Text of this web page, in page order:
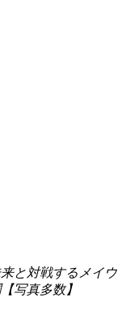
と対戦するメイウ
写真多数】